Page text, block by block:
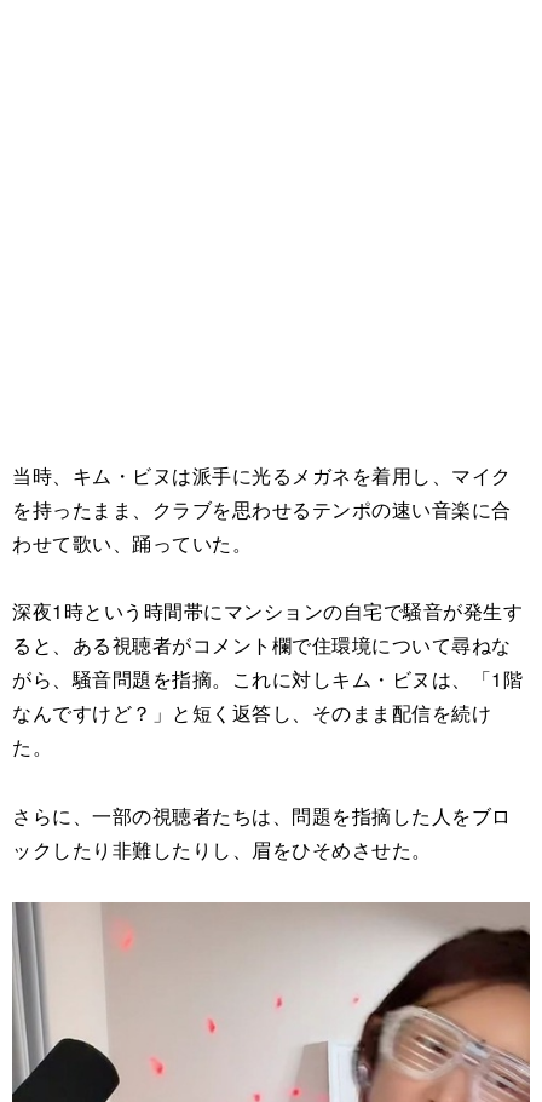
当時、キム・ビヌは派手に光るメガネを着用し、マイク
を持ったまま、クラブを思わせるテンポの速い音楽に合
わせて歌い、踊っていた。
深夜1時という時間帯にマンションの自宅で騒音が発生す
ると、ある視聴者がコメント欄で住環境について尋ねな
がら、騒音問題を指摘。これに対しキム・ビヌは、「1階
なんですけど？」と短く返答し、そのまま配信を続け
た。
さらに、一部の視聴者たちは、問題を指摘した人をブロ
ックしたり非難したりし、眉をひそめさせた。